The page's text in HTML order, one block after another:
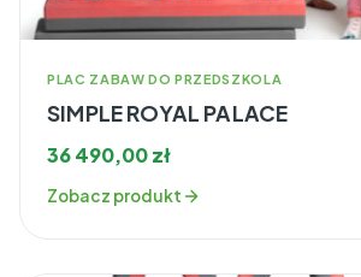
PLAC ZABAW DO PRZEDSZKOLA
SIMPLE ROYAL PALACE
36 490,00zł
Zobacz produkt